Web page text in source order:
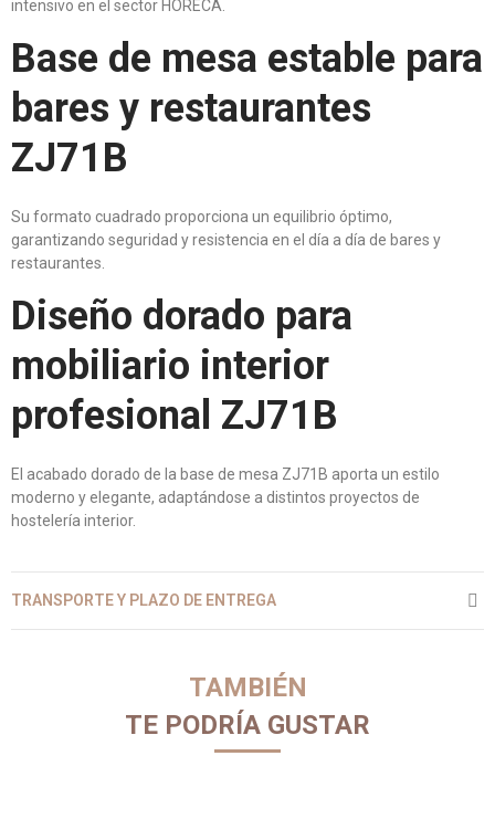
intensivo en el sector HORECA.
Base de mesa estable para
bares y restaurantes
ZJ71B
Su formato cuadrado proporciona un equilibrio óptimo,
garantizando seguridad y resistencia en el día a día de bares y
restaurantes.
Diseño dorado para
mobiliario interior
profesional ZJ71B
El acabado dorado de la base de mesa ZJ71B aporta un estilo
moderno y elegante, adaptándose a distintos proyectos de
hostelería interior.
TRANSPORTE Y PLAZO DE ENTREGA
TAMBIÉN
TE PODRÍA GUSTAR